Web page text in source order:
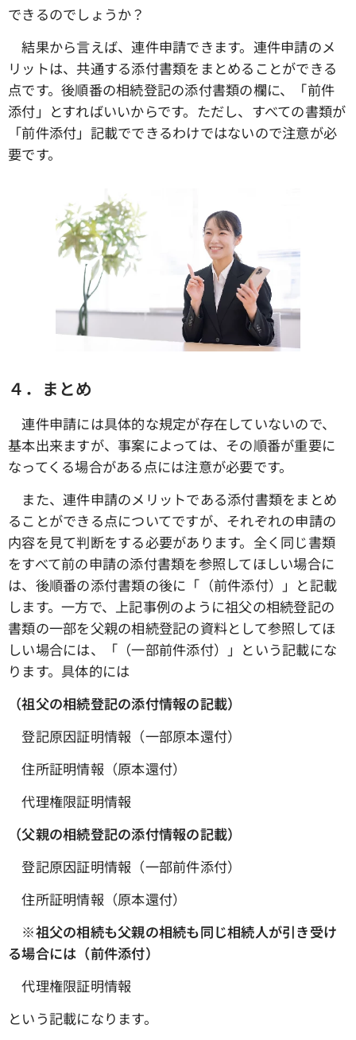
できるのでしょうか？
結果から言えば、連件申請できます。連件申請のメ
リットは、共通する添付書類をまとめることができる
点です。後順番の相続登記の添付書類の欄に、「前件
添付」とすればいいからです。ただし、すべての書類が
「前件添付」記載でできるわけではないので注意が必
要です。
４．まとめ
連件申請には具体的な規定が存在していないので、
基本出来ますが、事案によっては、その順番が重要に
なってくる場合がある点には注意が必要です。
また、連件申請のメリットである添付書類をまとめ
ることができる点についてですが、それぞれの申請の
内容を見て判断をする必要があります。全く同じ書類
をすべて前の申請の添付書類を参照してほしい場合に
は、後順番の添付書類の後に「（前件添付）」と記載
します。一方で、上記事例のように祖父の相続登記の
書類の一部を父親の相続登記の資料として参照してほ
しい場合には、「（一部前件添付）」という記載にな
ります。具体的には
（祖父の相続登記の添付情報の記載）
登記原因証明情報（一部原本還付）
住所証明情報（原本還付）
代理権限証明情報
（父親の相続登記の添付情報の記載）
登記原因証明情報（一部前件添付）
住所証明情報（原本還付）
※祖父の相続も父親の相続も同じ相続人が引き受け
る場合には（前件添付）
代理権限証明情報
という記載になります。